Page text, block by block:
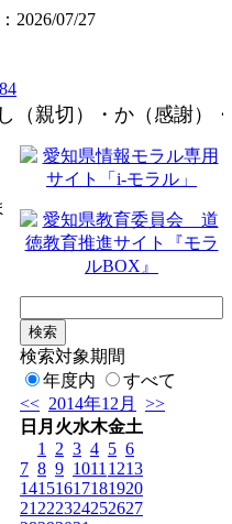
2026/07/27
親切）・か（感謝）・つ
検索対象期間
年度内
すべて
<< 2014年12月
>>
日 月 火水木金土
1
2 3 4 5 6
7 8 9 1011 1213
14151617181920
21 222324252627